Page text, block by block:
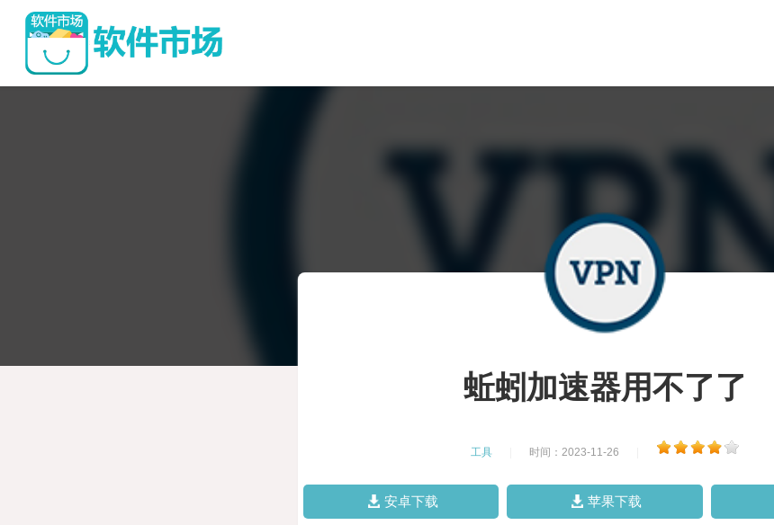
蚯蚓加速器用不了了
工具 时间：2023-11-26
安卓下载 苹果下载